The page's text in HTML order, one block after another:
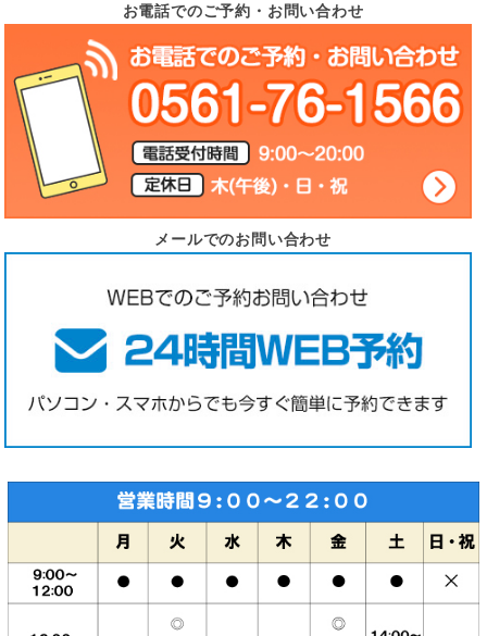
お電話でのご予約・お問い合わせ
メールでのお問い合わせ